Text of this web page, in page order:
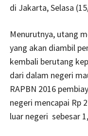
di Jakarta, Selasa
Menurutnya, utang
yang akan diambil
kembali berutang
dari dalam negeri
RAPBN 2016
negeri mencapai Rp
luar negeri sebesar